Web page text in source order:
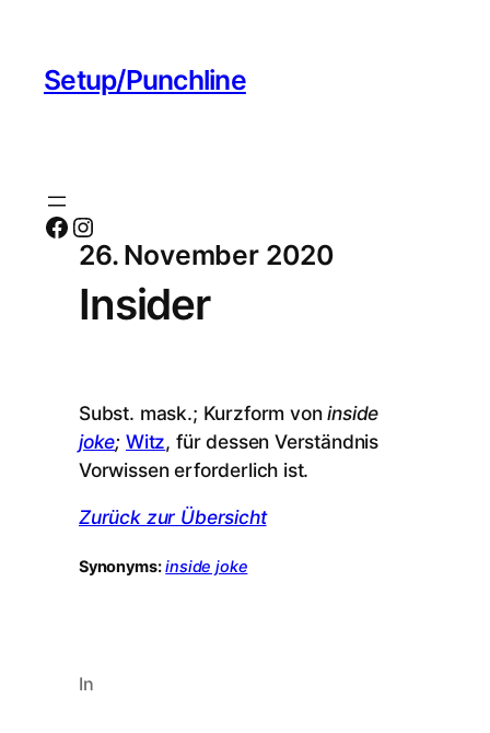
Setup/Punchline
Facebook Instagram
26. November 2020
Insider
Subst. mask.; Kurzform voninside
joke; Witz, für dessen Verständnis
Vorwissen erforderlich ist.
Zurück zur Übersicht
Synonyms: inside joke
In